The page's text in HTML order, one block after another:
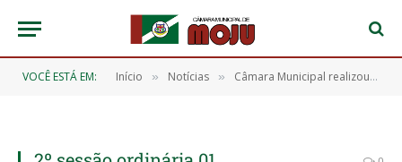
VOCÊ ESTÁ EM: Início » Notícias » Câmara Municipal realizou 2ª Sessão Ordinária com aprovação de 10 requerimentos